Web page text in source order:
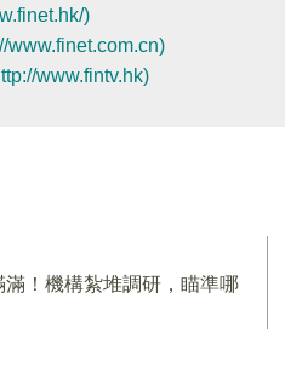
)
www.finet.com.cn)
www.fintv.hk)
滿！機構紮堆調研，瞄準哪